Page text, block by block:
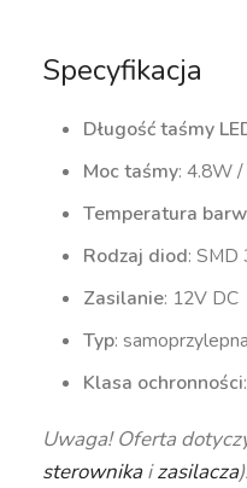
Specyfikacja
Długość taśmy
Moc taśmy: 4.8W
Temperatura
Rodzaj diod: SMD
Zasilanie: 12V DC
Typ: samoprzylepna
Klasa ochronności
Uwaga! Oferta
sterownikaizasilacza).